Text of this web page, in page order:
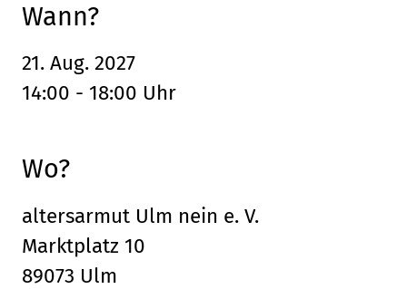
Wann?
21. Aug. 2027
14:00 - 18:00 Uhr
Wo?
altersarmut Ulm nein e. V.
Marktplatz 10
89073 Ulm